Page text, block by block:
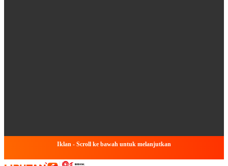
Iklan - Scroll ke bawah untuk melanjutkan